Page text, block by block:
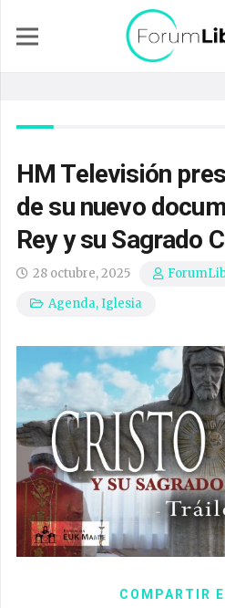
HM Televisión
de su nuevo
Rey y su Sagrado
28 octubre, 2025
Agenda,Iglesia
COMPARTIR